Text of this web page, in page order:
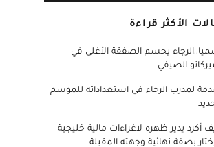
الأكثر قراءة
يحسم الصفقة الأغلى في
الصيفي
لمدرب الرجاء في استعداداته للموسم
أكرد يدير ظهره لاغراءات مالية خليجية
بصفة نهائية وجهته المقبلة